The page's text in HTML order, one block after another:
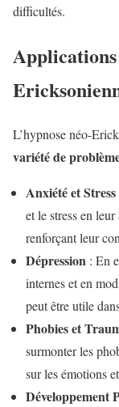
difficultés.
Applications
L’hypnose néo-
variété de
Anxiété et Stress
et le stress en
renforçant leur
Dépression : En
internes et en
peut être utile
Phobies et
surmonter les
sur les émotions
Développement